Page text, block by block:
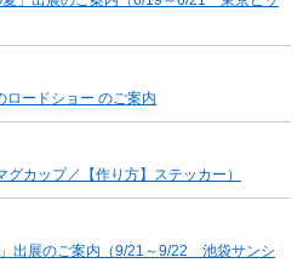
ロードショー のご案内
カップ／【作り方】ステッカー）
」出展のご案内（9/21～9/22 池袋サンシ